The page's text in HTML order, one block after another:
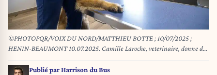
©PHOTOPQR/VOIX DU NORD/MATTHIEU BOTTE ; 10/07/2025 ;
HENIN-BEAUMONT 10.07.2025. Camille Laroche, veterinaire, donne des
conseils pour lutter contre la chaleur (maladie estivale, cabinet veterinaire
VET'HAUTS de France). PHOTO MATTHIEU BOTTE / LA VOIX DU
Publié parHarrison du Bus